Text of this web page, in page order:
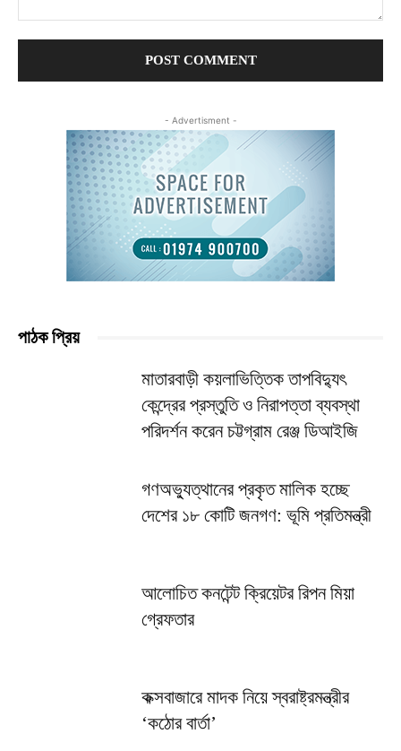
- Advertisment -
পাঠক প্রিয়
মাতারবাড়ী কয়লাভিত্তিক তাপবিদ্যুৎ
কেন্দ্রের প্রস্তুতি ও নিরাপত্তা ব্যবস্থা
পরিদর্শন করেন চট্টগ্রাম রেঞ্জ ডিআইজি
গণঅভ্যুত্থানের প্রকৃত মালিক হচ্ছে
দেশের ১৮ কোটি জনগণ: ভূমি প্রতিমন্ত্রী
আলোচিত কনটেন্ট ক্রিয়েটর রিপন মিয়া
গ্রেফতার
কক্সবাজারে মাদক নিয়ে স্বরাষ্ট্রমন্ত্রীর
‘কঠোর বার্তা’